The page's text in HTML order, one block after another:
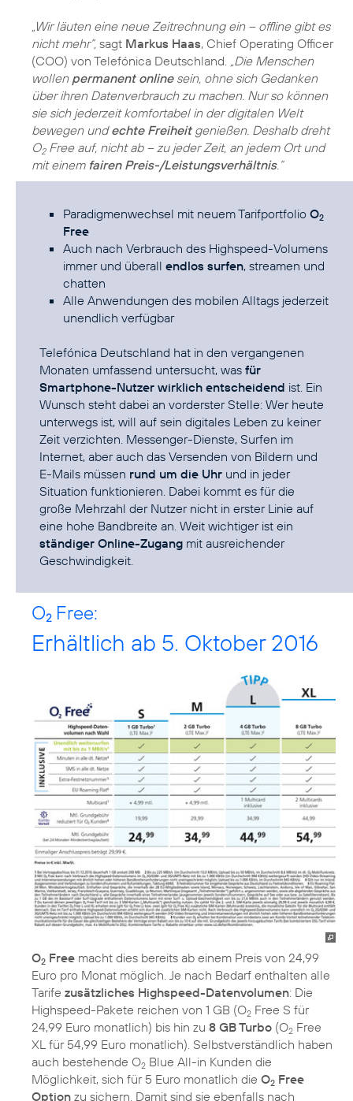
„Wir läuten eine neue Zeitrechnung ein – offline gibt es
nicht mehr“, sagt Markus Haas, Chief Operating Officer
(COO) von Telefónica Deutschland.
„Die Menschen
wollen permanent onlinesein, ohne sich Gedanken
über ihren Datenverbrauch zu machen. Nur so können
sie sich jederzeit komfortabel in der digitalen Welt
bewegen undechte Freiheitgenießen. Deshalb dreht
O2Free auf, nicht ab – zu jeder Zeit, an jedem Ort und
mit einem fairen Preis-/Leistungsverhältnis.“
Paradigmenwechsel mit neuem Tarifportfolio O2
Free
Auch nach Verbrauch des Highspeed-Volumens
immer und überall endlos surfen, streamen und
chatten
Alle Anwendungen des mobilen Alltags jederzeit
unendlich verfügbar
Telefónica Deutschland hat in den vergangenen
Monaten umfassend untersucht, was für
Smartphone-Nutzer wirklich entscheidend ist. Ein
Wunsch steht dabei an vorderster Stelle: Wer heute
unterwegs ist, will auf sein digitales Leben zu keiner
Zeit verzichten. Messenger-Dienste, Surfen im
Internet, aber auch das Versenden von Bildern und
E-Mails müssen rund um die Uhr und in jeder
Situation funktionieren. Dabei kommt es für die
große Mehrzahl der Nutzer nicht in erster Linie auf
eine hohe Bandbreite an. Weit wichtiger ist ein
ständiger Online-Zugang mit ausreichender
Geschwindigkeit.
O2 Free:
Erhältlich ab 5. Oktober 2016
O2 Free macht dies bereits ab einem Preis von 24,99
Euro pro Monat möglich. Je nach Bedarf enthalten alle
Tarife zusätzliches Highspeed-Datenvolumen: Die
Highspeed-Pakete reichen von 1 GB (O2 Free S für
24,99 Euro monatlich) bis hin zu 8 GB Turbo (O2 Free
XL für 54,99 Euro monatlich). Selbstverständlich haben
auch bestehende O2 Blue All-in Kunden die
Möglichkeit, sich für 5 Euro monatlich die O2 Free
Option zu sichern. Damit sind sie ebenfalls nach